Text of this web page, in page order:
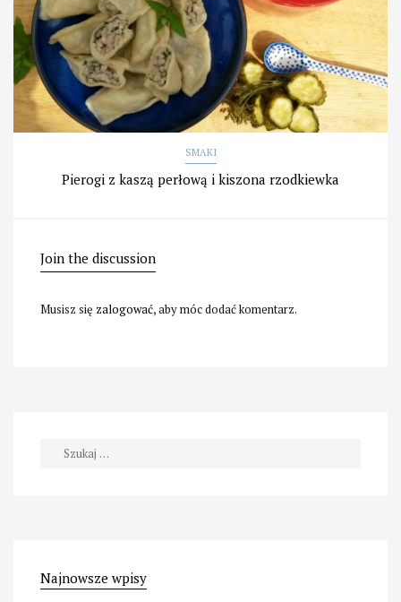
SMAKI
Pierogi z kaszą perłową i kiszona rzodkiewka
Join the discussion
Musisz się zalogować, aby móc dodać komentarz.
Szukaj:
Najnowsze wpisy